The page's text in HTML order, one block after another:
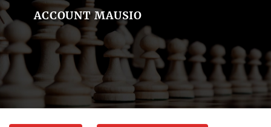
ACCOUNT MAUSIO